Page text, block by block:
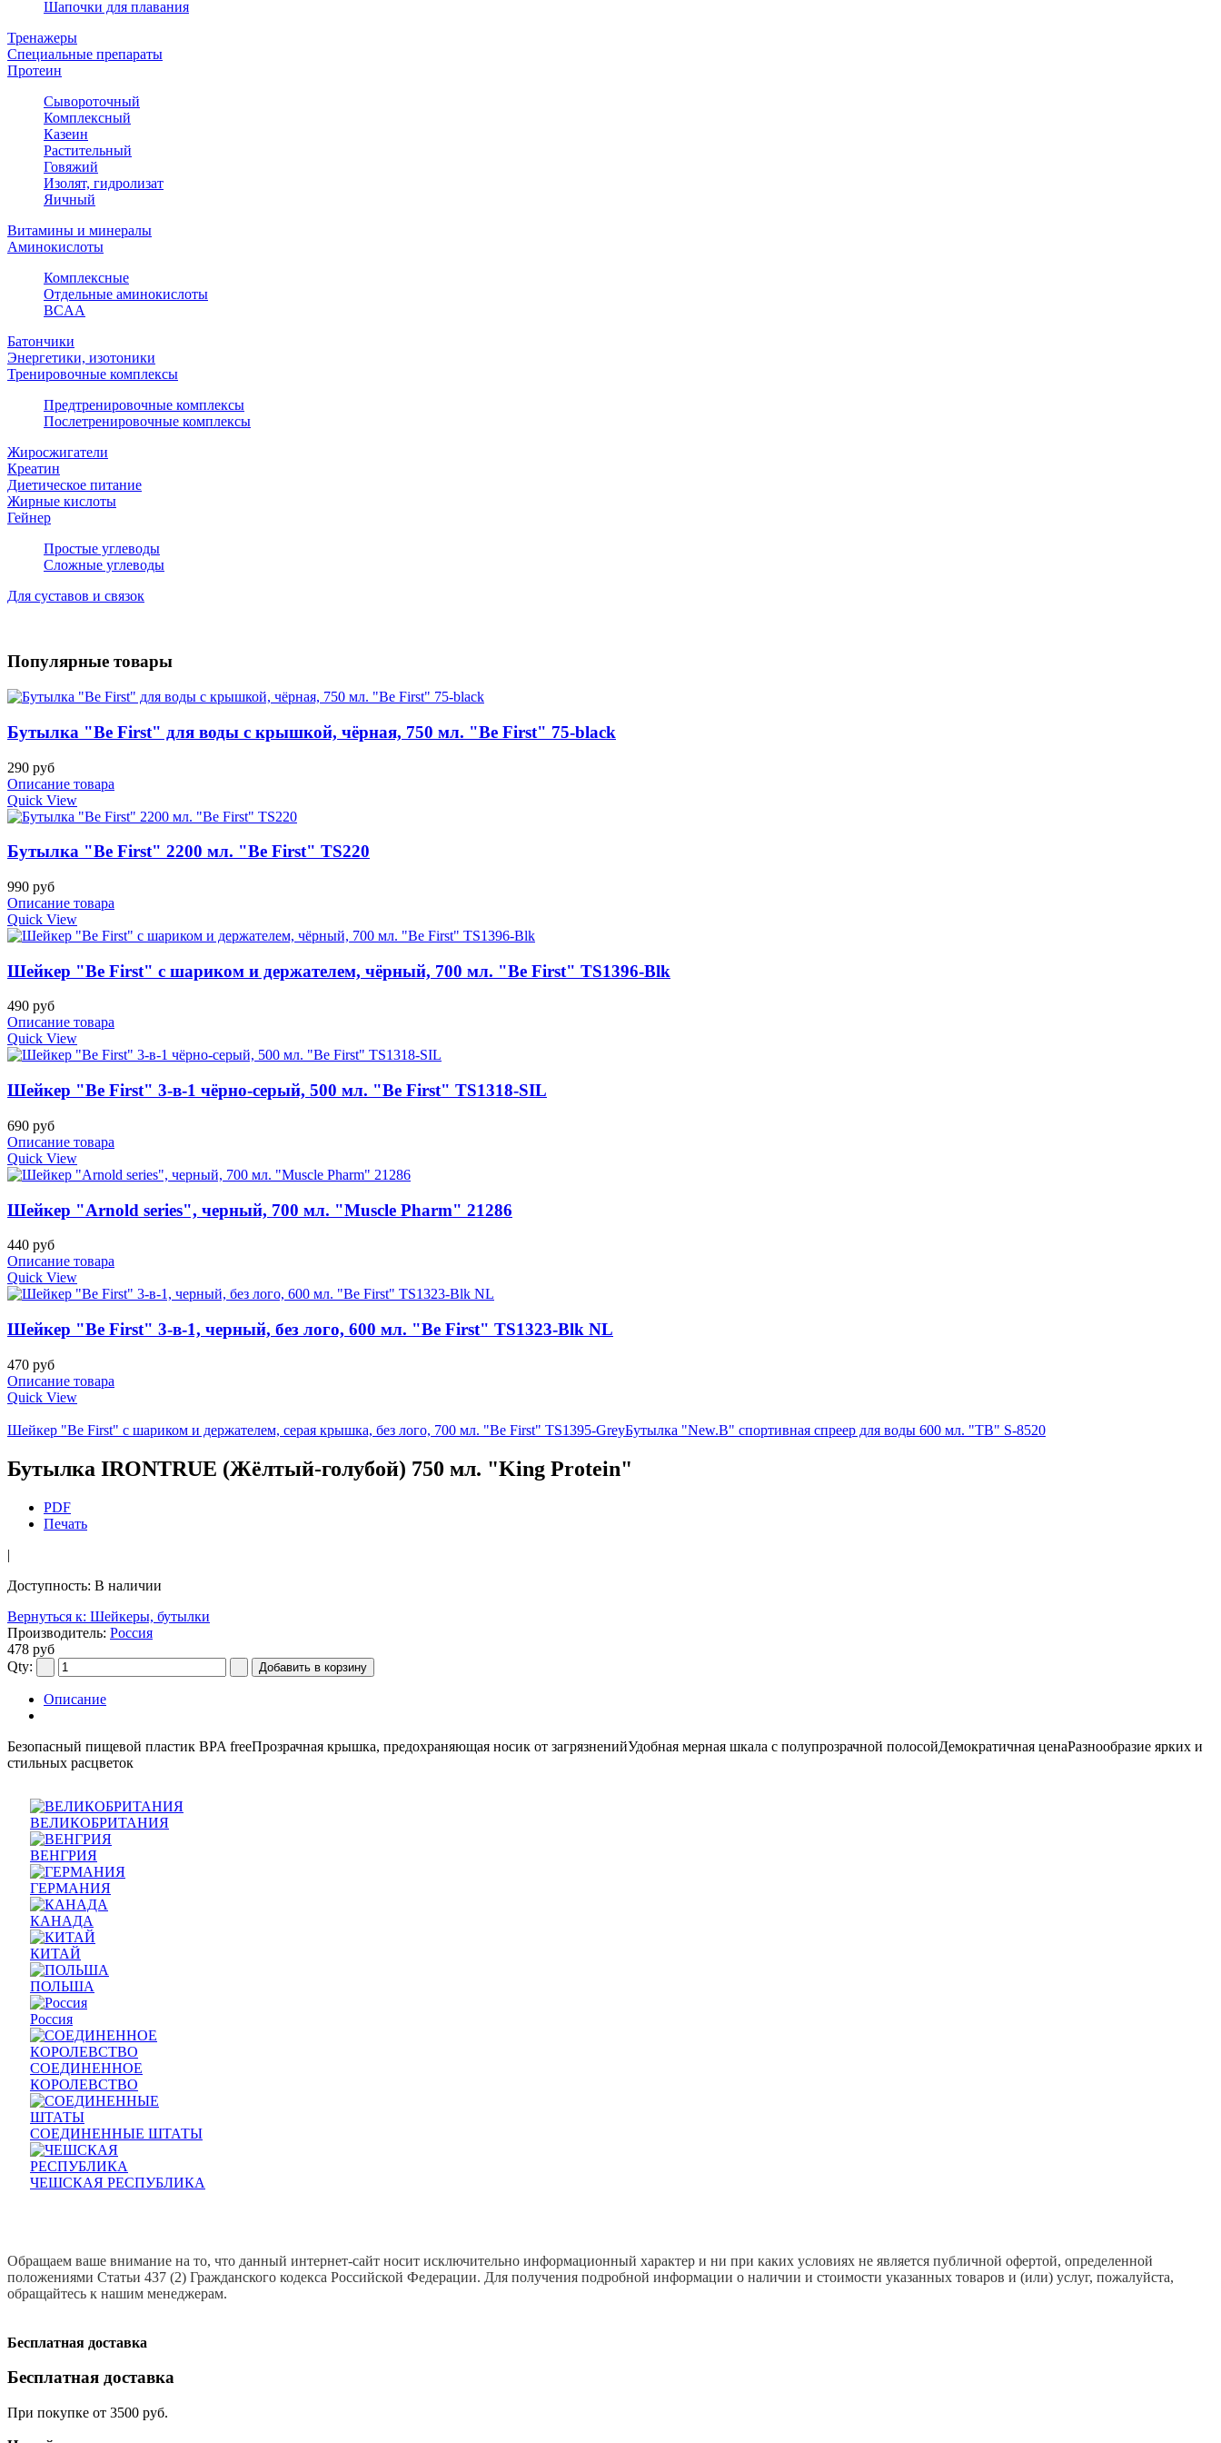
Шапочки для плавания
Тренажеры
Специальные препараты
Протеин
Сывороточный
Комплексный
Казеин
Растительный
Говяжий
Изолят, гидролизат
Яичный
Витамины и минералы
Аминокислоты
Комплексные
Отдельные аминокислоты
BCAA
Батончики
Энергетики, изотоники
Тренировочные комплексы
Предтренировочные комплексы
Послетренировочные комплексы
Жиросжигатели
Креатин
Диетическое питание
Жирные кислоты
Гейнер
Простые углеводы
Сложные углеводы
Для суставов и связок
Популярные товары
Бутылка "Be First" для воды с крышкой, чёрная, 750 мл. "Be First" 75-black
290 руб
Описание товара
Quick View
Бутылка "Be First" 2200 мл. "Be First" TS220
990 руб
Описание товара
Quick View
Шейкер "Be First" с шариком и держателем, чёрный, 700 мл. "Be First" TS1396-Blk
490 руб
Описание товара
Quick View
Шейкер "Be First" 3-в-1 чёрно-серый, 500 мл. "Be First" TS1318-SIL
690 руб
Описание товара
Quick View
Шейкер "Arnold series", черный, 700 мл. "Muscle Pharm" 21286
440 руб
Описание товара
Quick View
Шейкер "Be First" 3-в-1, черный, без лого, 600 мл. "Be First" TS1323-Blk NL
470 руб
Описание товара
Quick View
Шейкер "Be First" с шариком и держателем, серая крышка, без лого, 700 мл. "Be First" TS1395-GreyБутылка "New.B" спортивная спреер для воды 600 мл. "TB" S-8520
Бутылка IRONTRUE (Жёлтый-голубой) 750 мл. "King Protein"
PDF
Печать
|
Доступность: В наличии
Вернуться к: Шейкеры, бутылки
Производитель: Россия
478 руб
Qty:
Описание
Безопасный пищевой пластик BPA freeПрозрачная крышка, предохраняющая носик от загрязненийУдобная мерная шкала с полупрозрачной полосойДемократичная ценаРазнообразие ярких и
стильных расцветок
ВЕЛИКОБРИТАНИЯ
ВЕНГРИЯ
ГЕРМАНИЯ
КАНАДА
КИТАЙ
ПОЛЬША
Россия
СОЕДИНЕННОЕ
КОРОЛЕВСТВО
СОЕДИНЕННЫЕ ШТАТЫ
ЧЕШСКАЯ РЕСПУБЛИКА
Обращаем ваше внимание на то, что данный интернет-сайт носит исключительно информационный характер и ни при каких условиях не является публичной офертой, определенной
положениями Статьи 437 (2) Гражданского кодекса Российской Федерации. Для получения подробной информации о наличии и стоимости указанных товаров и (или) услуг, пожалуйста,
обращайтесь к нашим менеджерам.
Бесплатная доставка
Бесплатная доставка
При покупке от 3500 руб.